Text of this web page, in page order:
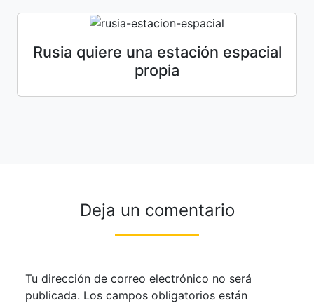
Rusia quiere una estación espacial
propia
Deja un comentario
Tu dirección de correo electrónico no será
publicada. Los campos obligatorios están